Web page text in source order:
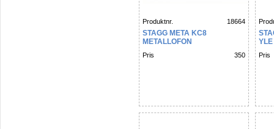
Produktnr. 18664
STAGG META KC8
METALLOFON
Pris 350
YLE
Pris